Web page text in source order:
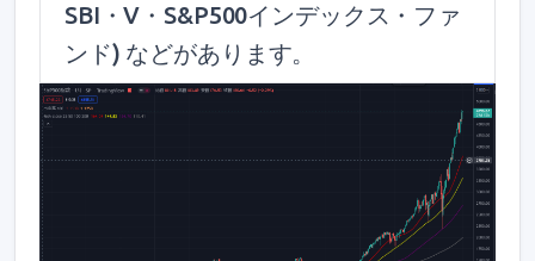
SBI・V・S&P500インデックス・ファ
ンド) などがあります。